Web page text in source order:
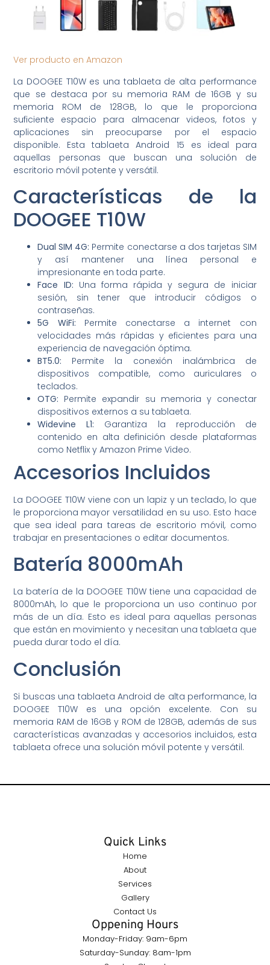
Ver producto en Amazon
La DOOGEE T10W es una tablaeta de alta performance
que se destaca por su memoria RAM de 16GB y su
memoria ROM de 128GB, lo que le proporciona
suficiente espacio para almacenar videos, fotos y
aplicaciones sin preocuparse por el espacio
disponible. Esta tablaeta Android 15 es ideal para
aquellas personas que buscan una solución de
escritorio móvil potente y versátil.
Características de la
DOOGEE T10W
Dual SIM 4G: Permite conectarse a dos tarjetas SIM
y así mantener una línea personal e
impresionante en toda parte.
Face ID: Una forma rápida y segura de iniciar
sesión, sin tener que introducir códigos o
contraseñas.
5G WiFi: Permite conectarse a internet con
velocidades más rápidas y eficientes para una
experiencia de navegación óptima.
BT5.0: Permite la conexión inalámbrica de
dispositivos compatible, como auriculares o
teclados.
OTG: Permite expandir su memoria y conectar
dispositivos externos a su tablaeta.
Widevine L1: Garantiza la reproducción de
contenido en alta definición desde plataformas
como Netflix y Amazon Prime Video.
Accesorios Incluidos
La DOOGEE T10W viene con un lapiz y un teclado, lo que
le proporciona mayor versatilidad en su uso. Esto hace
que sea ideal para tareas de escritorio móvil, como
trabajar en presentaciones o editar documentos.
Batería 8000mAh
La batería de la DOOGEE T10W tiene una capacidad de
8000mAh, lo que le proporciona un uso continuo por
más de un día. Esto es ideal para aquellas personas
que están en movimiento y necesitan una tablaeta que
pueda durar todo el día.
Conclusión
Si buscas una tablaeta Android de alta performance, la
DOOGEE T10W es una opción excelente. Con su
memoria RAM de 16GB y ROM de 128GB, además de sus
características avanzadas y accesorios incluidos, esta
tablaeta ofrece una solución móvil potente y versátil.
Quick Links
Home
About
Services
Gallery
Contact Us
Oppening Hours
Monday-Friday: 9am-6pm
Saturday-Sunday: 8am-1pm